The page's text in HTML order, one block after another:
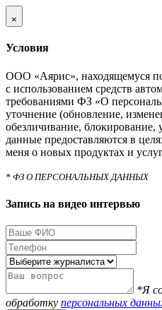
×
Условия
ООО «Аярис», находящемуся по
с использованием средств
требованиями ФЗ «О
уточнение (обновление,
обезличивание,
данные предоставляются в
меня о новых продуктах и
* ФЗ О ПЕРСОНАЛЬНЫХ ДАННЫХ
Запись на видео интервью
*Я
обработку персональных